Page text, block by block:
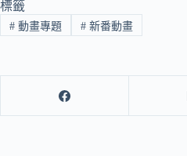
標籤
#動畫專題 #新番動畫